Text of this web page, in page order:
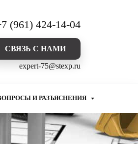
(961) 424-14-04
CВЯЗЬ С НАМИ
expert-75@stexp.ru
И РАЗЪЯСНЕНИЯ